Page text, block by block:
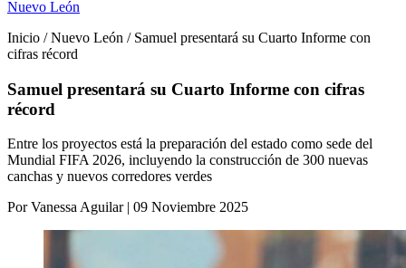
Nuevo León
Inicio / Nuevo León / Samuel presentará su Cuarto Informe con
cifras récord
Samuel presentará su Cuarto Informe con cifras
récord
Entre los proyectos está la preparación del estado como sede del
Mundial FIFA 2026, incluyendo la construcción de 300 nuevas
canchas y nuevos corredores verdes
Por Vanessa Aguilar | 09 Noviembre 2025